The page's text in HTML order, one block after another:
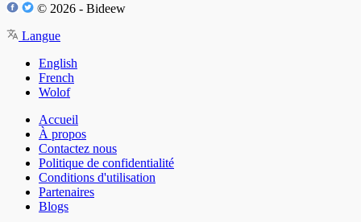
© 2026 - Bideew
Langue
English
French
Wolof
Accueil
À propos
Contactez nous
Politique de confidentialité
Conditions d'utilisation
Partenaires
Blogs